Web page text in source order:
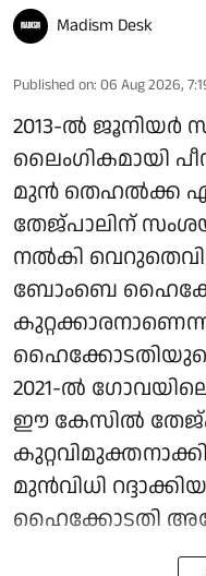
Madism Desk
Published on: 06 Aug 2026,
2013-ൽ
ലൈംഗികമായി
മുൻ തെഹൽക്ക
തേജ്പാലിന്
നൽകി
ബോംബെ
2021-ൽ
ഈ കേസിൽ
മുൻവിധി
ഹൈക്കോടതി